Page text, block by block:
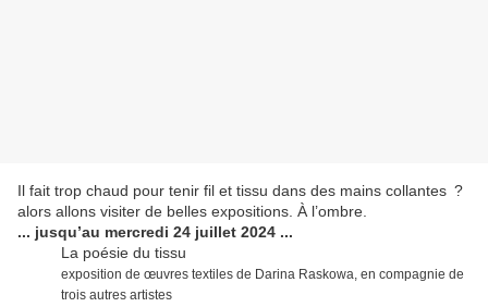
Il fait trop chaud pour tenir fil et tissu dans des mains collantes ?
alors allons visiter de belles expositions. À l’ombre.
... jusqu’au mercredi 24 juillet 2024 ...
La poésie du tissu
exposition de œuvres textiles de Darina Raskowa, en compagnie de
trois autres artistes